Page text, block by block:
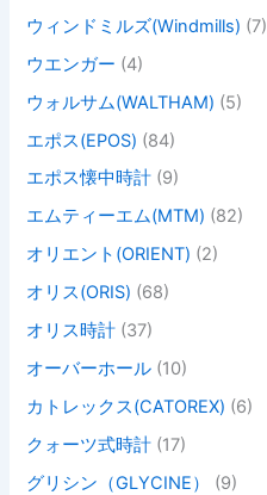
ウィンドミルズ(Windmills) (7)
ウエンガー (4)
ウォルサム(WALTHAM) (5)
エポス(EPOS) (84)
エポス懐中時計 (9)
エムティーエム(MTM) (82)
オリエント(ORIENT) (2)
オリス(ORIS) (68)
オリス時計 (37)
オーバーホール (10)
カトレックス(CATOREX) (6)
クォーツ式時計 (17)
グリシン（GLYCINE）
(9)